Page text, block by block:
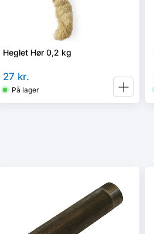
Heglet Hør 0,2 kg
27 kr.
På lager